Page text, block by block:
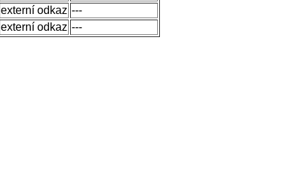
externí odkaz ---
externí odkaz ---